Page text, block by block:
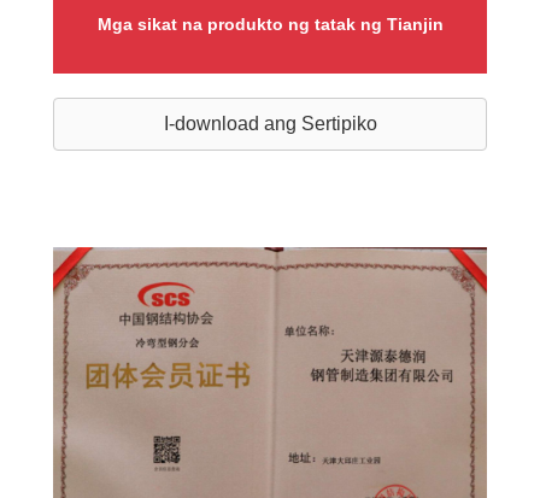
Mga sikat na produkto ng tatak ng Tianjin
I-download ang Sertipiko